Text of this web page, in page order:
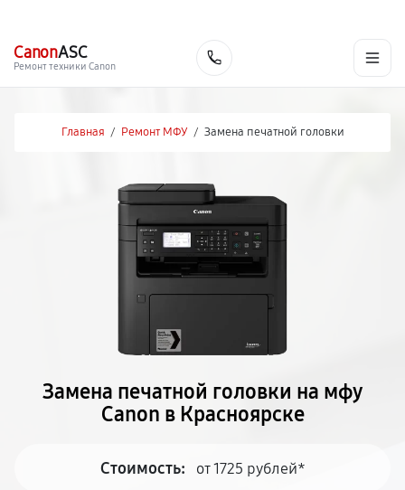
CanonASC
Ремонт техники Canon
Главная / Ремонт МФУ / Замена печатной головки
Замена печатной головки на мфу
Canon в Красноярске
Стоимость: от 1725 рублей*